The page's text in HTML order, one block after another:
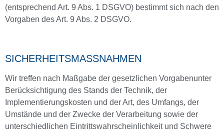
(entsprechend Art. 9 Abs. 1 DSGVO) bestimmt sich nach den
Vorgaben des Art. 9 Abs. 2 DSGVO.
SICHERHEITSMASSNAHMEN
Wir treffen nach Maßgabe der gesetzlichen Vorgabenunter
Berücksichtigung des Stands der Technik, der
Implementierungskosten und der Art, des Umfangs, der
Umstände und der Zwecke der Verarbeitung sowie der
unterschiedlichen Eintrittswahrscheinlichkeit und Schwere